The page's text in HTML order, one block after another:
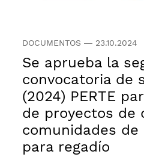
DOCUMENTOS — 23.10.2024
Se aprueba la
convocatoria de
(2024) PERTE
de proyectos de
comunidades de
para regadío